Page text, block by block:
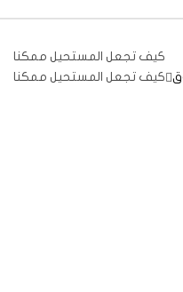
كيف تجعل المستحيل ممكنا
كيف تجعل المستحيل ممكنا